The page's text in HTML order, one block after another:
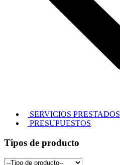
SERVICIOS PRESTADOS
PRESUPUESTOS
Tipos de producto